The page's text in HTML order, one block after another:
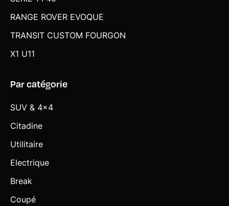
RANGE ROVER EVOQUE
TRANSIT CUSTOM FOURGON
X1 U11
Par catégorie
SUV & 4x4
Citadine
Utilitaire
Electrique
Break
Coupé